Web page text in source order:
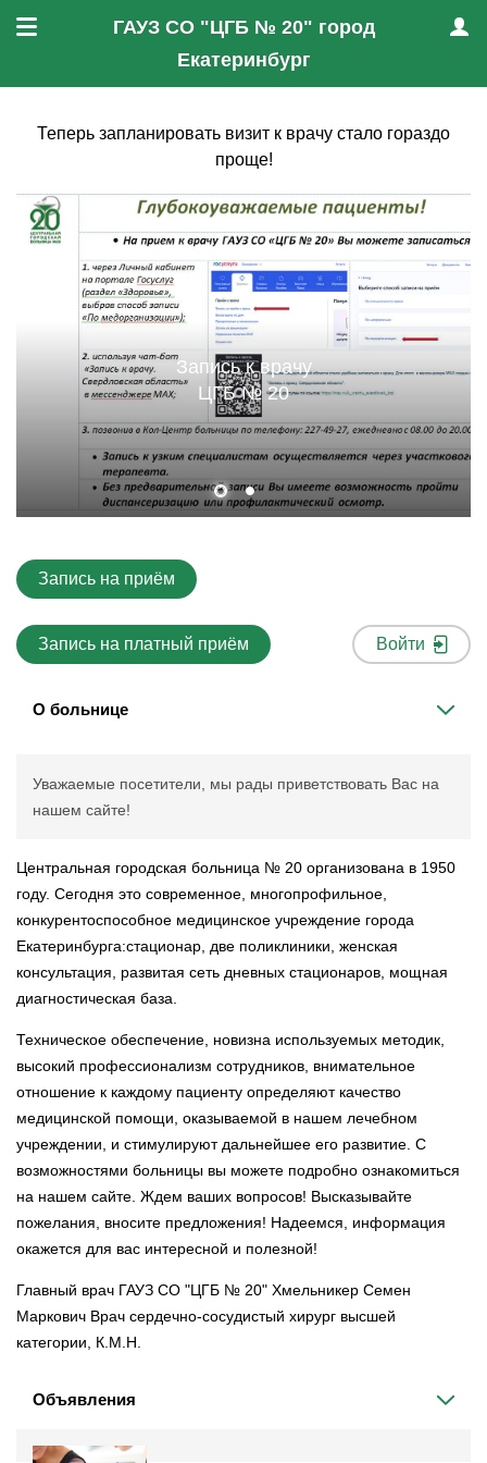
ГАУЗ СО "ЦГБ № 20" город
Екатеринбург
Теперь запланировать визит к врачу стало гораздо
проще!
Запись к врачу
ЦГБ № 20
Запись на приём
Запись на платный приём Войти
О больнице
Уважаемые посетители, мы рады приветствовать Вас на
нашем сайте!
Центральная городская больница № 20 организована в 1950
году. Сегодня это современное, многопрофильное,
конкурентоспособное медицинское учреждение города
Екатеринбурга:стационар, две поликлиники, женская
консультация, развитая сеть дневных стационаров, мощная
диагностическая база.
Техническое обеспечение, новизна используемых методик,
высокий профессионализм сотрудников, внимательное
отношение к каждому пациенту определяют качество
медицинской помощи, оказываемой в нашем лечебном
учреждении, и стимулируют дальнейшее его развитие. С
возможностями больницы вы можете подробно ознакомиться
на нашем сайте. Ждем ваших вопросов! Высказывайте
пожелания, вносите предложения! Надеемся, информация
окажется для вас интересной и полезной!
Главный врач ГАУЗ СО "ЦГБ № 20" Хмельникер Семен
Маркович Врач сердечно-сосудистый хирург высшей
категории, К.М.Н.
Объявления